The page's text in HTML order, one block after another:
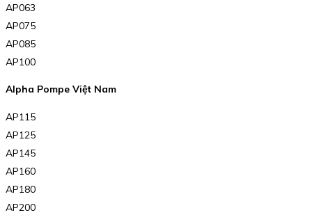
AP063
AP075
AP085
AP100
Alpha Pompe Việt Nam
AP115
AP125
AP145
AP160
AP180
AP200